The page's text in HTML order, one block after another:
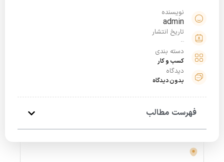
نویسنده
admin
تاریخ انتشار
دسته بندی
کسب و کار
دیدگاه
بدون دیدگاه
فهرست مطالب